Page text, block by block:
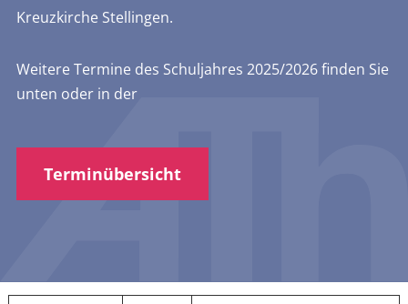
Kreuzkirche Stellingen.
Weitere Termine des Schuljahres 2025/2026 finden Sie
unten oder in der
Terminübersicht